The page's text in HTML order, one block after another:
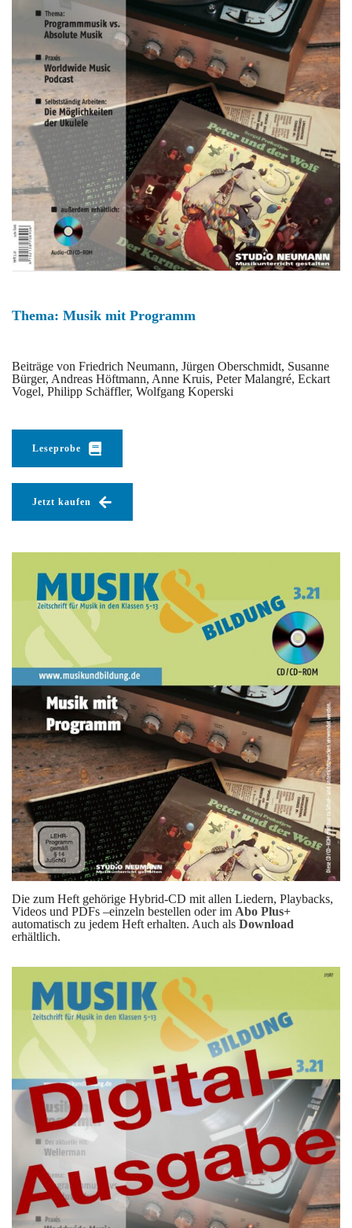
Thema: Musik mit Programm
Beiträge von Friedrich Neumann, Jürgen Oberschmidt, Susanne
Bürger, Andreas Höftmann, Anne Kruis, Peter Malangré, Eckart
Vogel, Philipp Schäffler, Wolfgang Koperski
Leseprobe
Jetzt kaufen
Die zum Heft gehörige Hybrid-CD mit allen Liedern, Playbacks,
Videos und PDFs –einzeln bestellen oder im Abo Plus+
automatisch zu jedem Heft erhalten. Auch als Download
erhältlich.